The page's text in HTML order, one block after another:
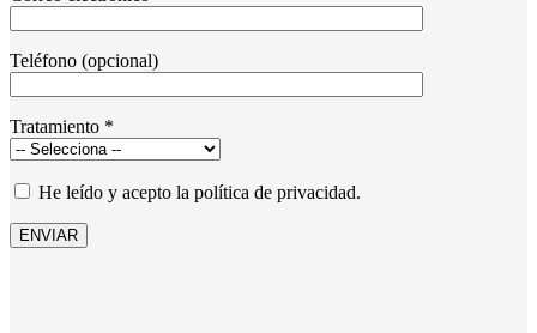
Teléfono (opcional)
Tratamiento *
He leído y acepto la política de privacidad.